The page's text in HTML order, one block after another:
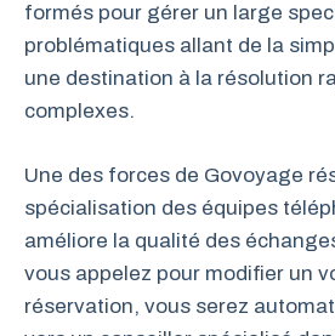
formés pour gérer un large
problématiques allant de la
une destination à la résolution
complexes.
Une des forces de Govoyage
spécialisation des équipes
améliore la qualité des
vous appelez pour modifier un
réservation, vous serez